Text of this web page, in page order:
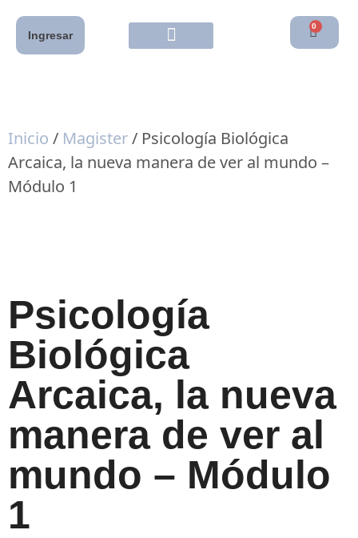
Ingresar
0
Inicio / Magister/ Psicología Biológica
Arcaica, la nueva manera de ver al mundo –
Módulo 1
Psicología
Biológica
Arcaica, la nueva
manera de ver al
mundo – Módulo
1